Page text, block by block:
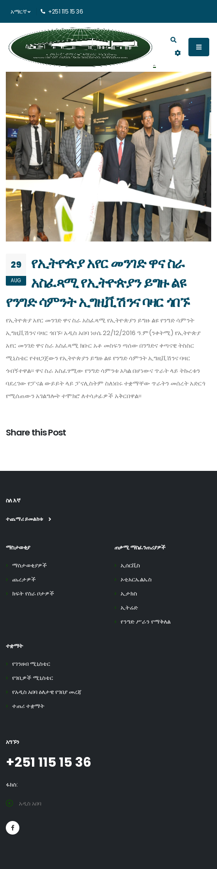
አማርኛ +251 115 15 36
29
AUG
የኢትዮጵያ አየር መንገድ ዋና ስራ
አስፈጻሚ የኢትዮጵያን ይግዙ ልዩ
የንግድ ሳምንት ኢግዚቪሽንና ባዛር ጎበኙ
የኢትዮጵያ አየር መንገድ ዋና ስራ አስፈጻሚ የኢትዮጵያን ይግዙ ልዩ የንግድ ሳምንት
ኢግዚቪሽንና ባዛር ጎበኙ፡ አዲስ አበባ ነሀሴ 22/12/2016 ዓ.ም(ንቀትሚ) የኢትዮጵያ
አየር መንገድ ዋና ስራ አስፈጻሚ ክቡር አቶ መስፍን ጣሰው በንግድና ቀጣናዊ ትስስር
ሚኒስቴር የተዘጋጀውን የኢትዮጵያን ይግዙ ልዩ የንግድ ሳምንት ኢግዚቪሽንና ባዛር
ጎብኝተዋል፡፡ ዋና ስራ አስፈፃሚው የንግድ ሳምንቱ አካል በሆነውና ጥራት ላይ ትኩረቱን
ባደረገው የፓናል ውይይት ላይ ፓናሊስትም ስለነበሩ ተቋማቸው ጥራትን መሰረት አድርጎ
የሚሰጠውን አገልግሎት ተሞክሮ ለተሳታፊዎች አቅርበዋል፡፡
Share this Post
ስለ እኛ
ተጨማሪ ይመልከቱ
ማስታወቂያ
ማስታወቂያዎች
ጨረታዎች
ክፍት የስራ ቦታዎች
ጠቃሚ ማስፈንጠሪያዎች
ኢሰርቪስ
ኦቲአርኤልኤስ
ኢታክስ
ኢትሬድ
የንግድ ሥራን የማቅለል
ተቋማት
የገንዘብ ሚኒስቴር
የገቢዎች ሚኒስቴር
የአዲስ አበባ ዕለታዊ የገበያ መረጃ
ተጠሪ ተቋማት
አግኙን
+251 115 15 36
ፋክስ:
አዲስ አበባ